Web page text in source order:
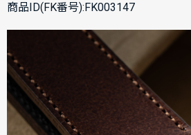
商品ID(FK番号):FK003147